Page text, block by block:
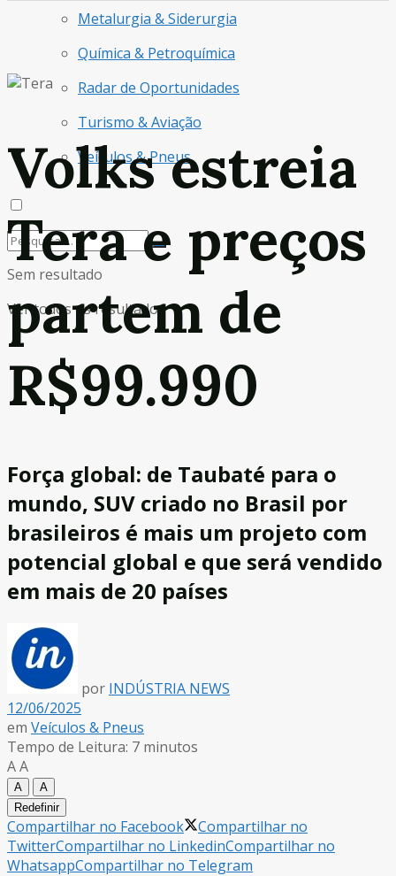
Metalurgia & Siderurgia
Química & Petroquímica
Radar de Oportunidades
Turismo & Aviação
Veículos & Pneus
Sem resultado
Ver todos os resultados
Volks estreia
Tera e preços
partem de
R$99.990
Força global: de Taubaté para o
mundo, SUV criado no Brasil por
brasileiros é mais um projeto com
potencial global e que será vendido
em mais de 20 países
por INDÚSTRIA NEWS
12/06/2025
em Veículos & Pneus
Tempo de Leitura: 7 minutos
AA
A
A
Redefinir
Compartilhar no Facebook
Compartilhar no
TwitterCompartilhar no LinkedinCompartilhar no
WhatsappCompartilhar no Telegram